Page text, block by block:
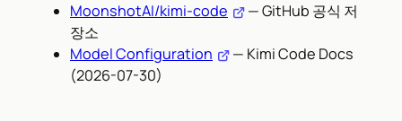
MoonshotAI/kimi-code
— GitHub 공식 저
장소
Model Configuration
— Kimi Code Docs
(2026-07-30)